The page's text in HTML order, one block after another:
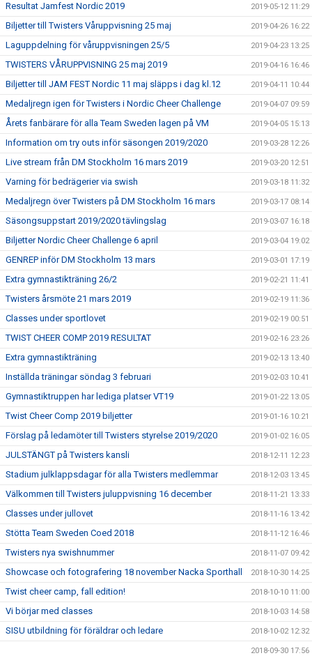
Resultat Jamfest Nordic 2019 2019-05-12 11:29
Biljetter till Twisters Våruppvisning 25 maj 2019-04-26 16:22
Laguppdelning för våruppvisningen 25/5 2019-04-23 13:25
TWISTERS VÅRUPPVISNING 25 maj 2019 2019-04-16 16:46
Biljetter till JAM FEST Nordic 11 maj släpps i dag kl.12 2019-04-11 10:44
Medaljregn igen för Twisters i Nordic Cheer Challenge 2019-04-07 09:59
Årets fanbärare för alla Team Sweden lagen på VM 2019-04-05 15:13
Information om try outs inför säsongen 2019/2020 2019-03-28 12:26
Live stream från DM Stockholm 16 mars 2019 2019-03-20 12:51
Varning för bedrägerier via swish 2019-03-18 11:32
Medaljregn över Twisters på DM Stockholm 16 mars 2019-03-17 08:14
Säsongsuppstart 2019/2020 tävlingslag 2019-03-07 16:18
Biljetter Nordic Cheer Challenge 6 april 2019-03-04 19:02
GENREP inför DM Stockholm 13 mars 2019-03-01 17:19
Extra gymnastikträning 26/2 2019-02-21 11:41
Twisters årsmöte 21 mars 2019 2019-02-19 11:36
Classes under sportlovet 2019-02-19 00:51
TWIST CHEER COMP 2019 RESULTAT 2019-02-16 23:26
Extra gymnastikträning 2019-02-13 13:40
Inställda träningar söndag 3 februari 2019-02-03 10:41
Gymnastiktruppen har lediga platser VT19 2019-01-22 13:05
Twist Cheer Comp 2019 biljetter 2019-01-16 10:21
Förslag på ledamöter till Twisters styrelse 2019/2020 2019-01-02 16:05
JULSTÄNGT på Twisters kansli 2018-12-11 12:23
Stadium julklappsdagar för alla Twisters medlemmar 2018-12-03 13:45
Välkommen till Twisters juluppvisning 16 december 2018-11-21 13:33
Classes under jullovet 2018-11-16 13:42
Stötta Team Sweden Coed 2018 2018-11-12 16:46
Twisters nya swishnummer 2018-11-07 09:42
Showcase och fotografering 18 november Nacka Sporthall 2018-10-30 14:25
Twist cheer camp, fall edition! 2018-10-10 11:00
Vi börjar med classes 2018-10-03 14:58
SISU utbildning för föräldrar och ledare 2018-10-02 12:32
2018-09-30 17:56